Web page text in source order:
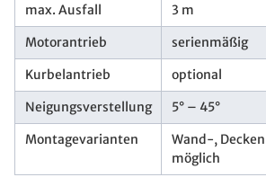
max. Ausfall
3 m
Motorantrieb
serienmäßig
Kurbelantrieb
optional
Neigungsverstellung
5° – 45°
Montagevarianten
Wand-,
möglich